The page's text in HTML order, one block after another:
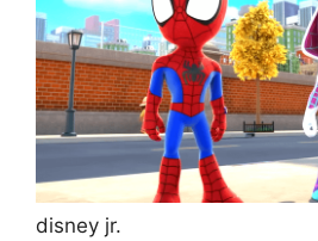
disney jr.